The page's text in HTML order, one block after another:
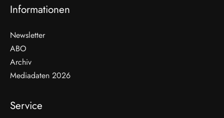
Informationen
Newsletter
ABO
Archiv
Mediadaten 2026
Service